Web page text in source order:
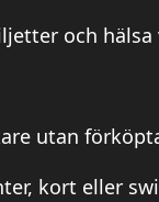
och hälsa
utan
kort eller